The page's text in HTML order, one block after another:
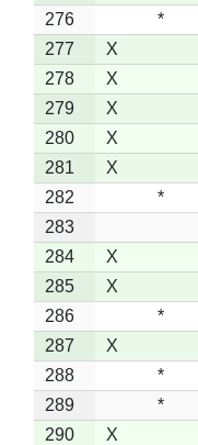
276
*
277
X
278
X
279
X
280
X
281
X
282
*
283
284
X
285
X
286
*
287
X
288
*
289
*
290
X